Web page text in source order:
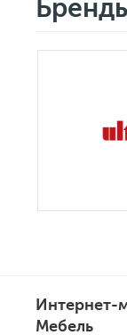
Интернет-
Мебель